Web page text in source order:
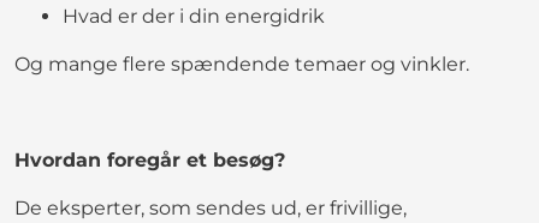
Hvad er der i din energidrik
Og mange flere spændende temaer og vinkler.
Hvordan foregår et besøg?
De eksperter, som sendes ud, er frivillige,